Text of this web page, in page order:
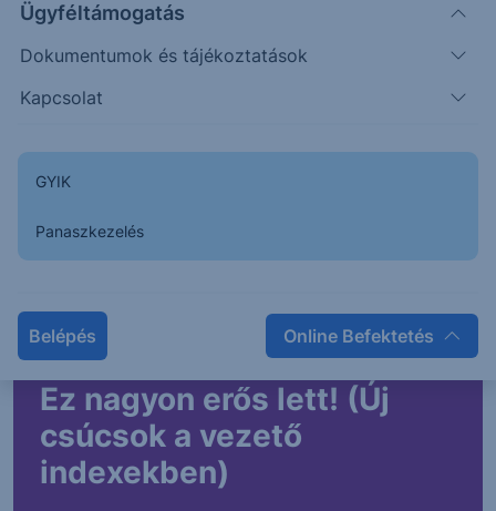
Ügyféltámogatás
Dokumentumok és tájékoztatások
Kapcsolat
GYIK
Panaszkezelés
Belépés Online Befektetés
MOL: Az erős működési
teljesítmény
devizaárfolyam-hatások
okozta ellenszelet
Ez nagyon erős lett! (Új
csúcsok a vezető
indexekben)